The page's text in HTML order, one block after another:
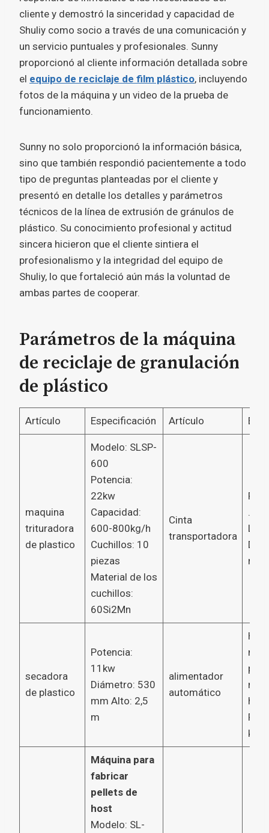
cliente y demostró la sinceridad y capacidad de
Shuliy como socio a través de una comunicación y
un servicio puntuales y profesionales. Sunny
proporcionó al cliente información detallada sobre
el equipo de reciclaje de film plástico, incluyendo
fotos de la máquina y un video de la prueba de
funcionamiento.
Sunny no solo proporcionó la información básica,
sino que también respondió pacientemente a todo
tipo de preguntas planteadas por el cliente y
presentó en detalle los detalles y parámetros
técnicos de la línea de extrusión de gránulos de
plástico. Su conocimiento profesional y actitud
sincera hicieron que el cliente sintiera el
profesionalismo y la integridad del equipo de
Shuliy, lo que fortaleció aún más la voluntad de
ambas partes de cooperar.
Parámetros de la máquina
de reciclaje de granulación
de plástico
Artículo Especificación Artículo
maquina
trituradora
de plastico
Modelo: SLSP-
600
Potencia:
22kw
Capacidad:
600-800kg/h
Cuchillos: 10
piezas
Material de los
cuchillos:
60Si2Mn
Cinta
transportadora
mm
secadora
de plastico
Potencia:
11kw
Diámetro: 530
mm Alto: 2,5
m
alimentador
automático
kw
Máquina para
fabricar
pellets de
host
Modelo: SL-